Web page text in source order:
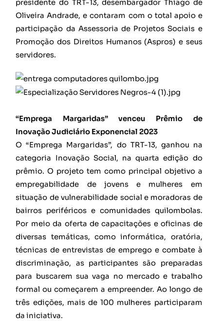
presidente do TRT-13, desembargador Thiago de
Oliveira Andrade, e contaram com o total apoio e
participação da Assessoria de Projetos Sociais e
Promoção dos Direitos Humanos (Aspros) e seus
servidores.
“Emprega Margaridas” venceu Prêmio de
Inovação Judiciário Exponencial 2023
O “Emprega Margaridas”, do TRT-13, ganhou na
categoria Inovação Social, na quarta edição do
prêmio. O projeto tem como principal objetivo a
empregabilidade de jovens e mulheres em
situação de vulnerabilidade social e moradoras de
bairros periféricos e comunidades quilombolas.
Por meio da oferta de capacitações e oficinas de
diversas temáticas, como informática, oratória,
técnicas de entrevistas de emprego e combate à
discriminação, as participantes são preparadas
para buscarem sua vaga no mercado e trabalho
formal ou começarem a empreender. Ao longo de
três edições, mais de 100 mulheres participaram
da iniciativa.